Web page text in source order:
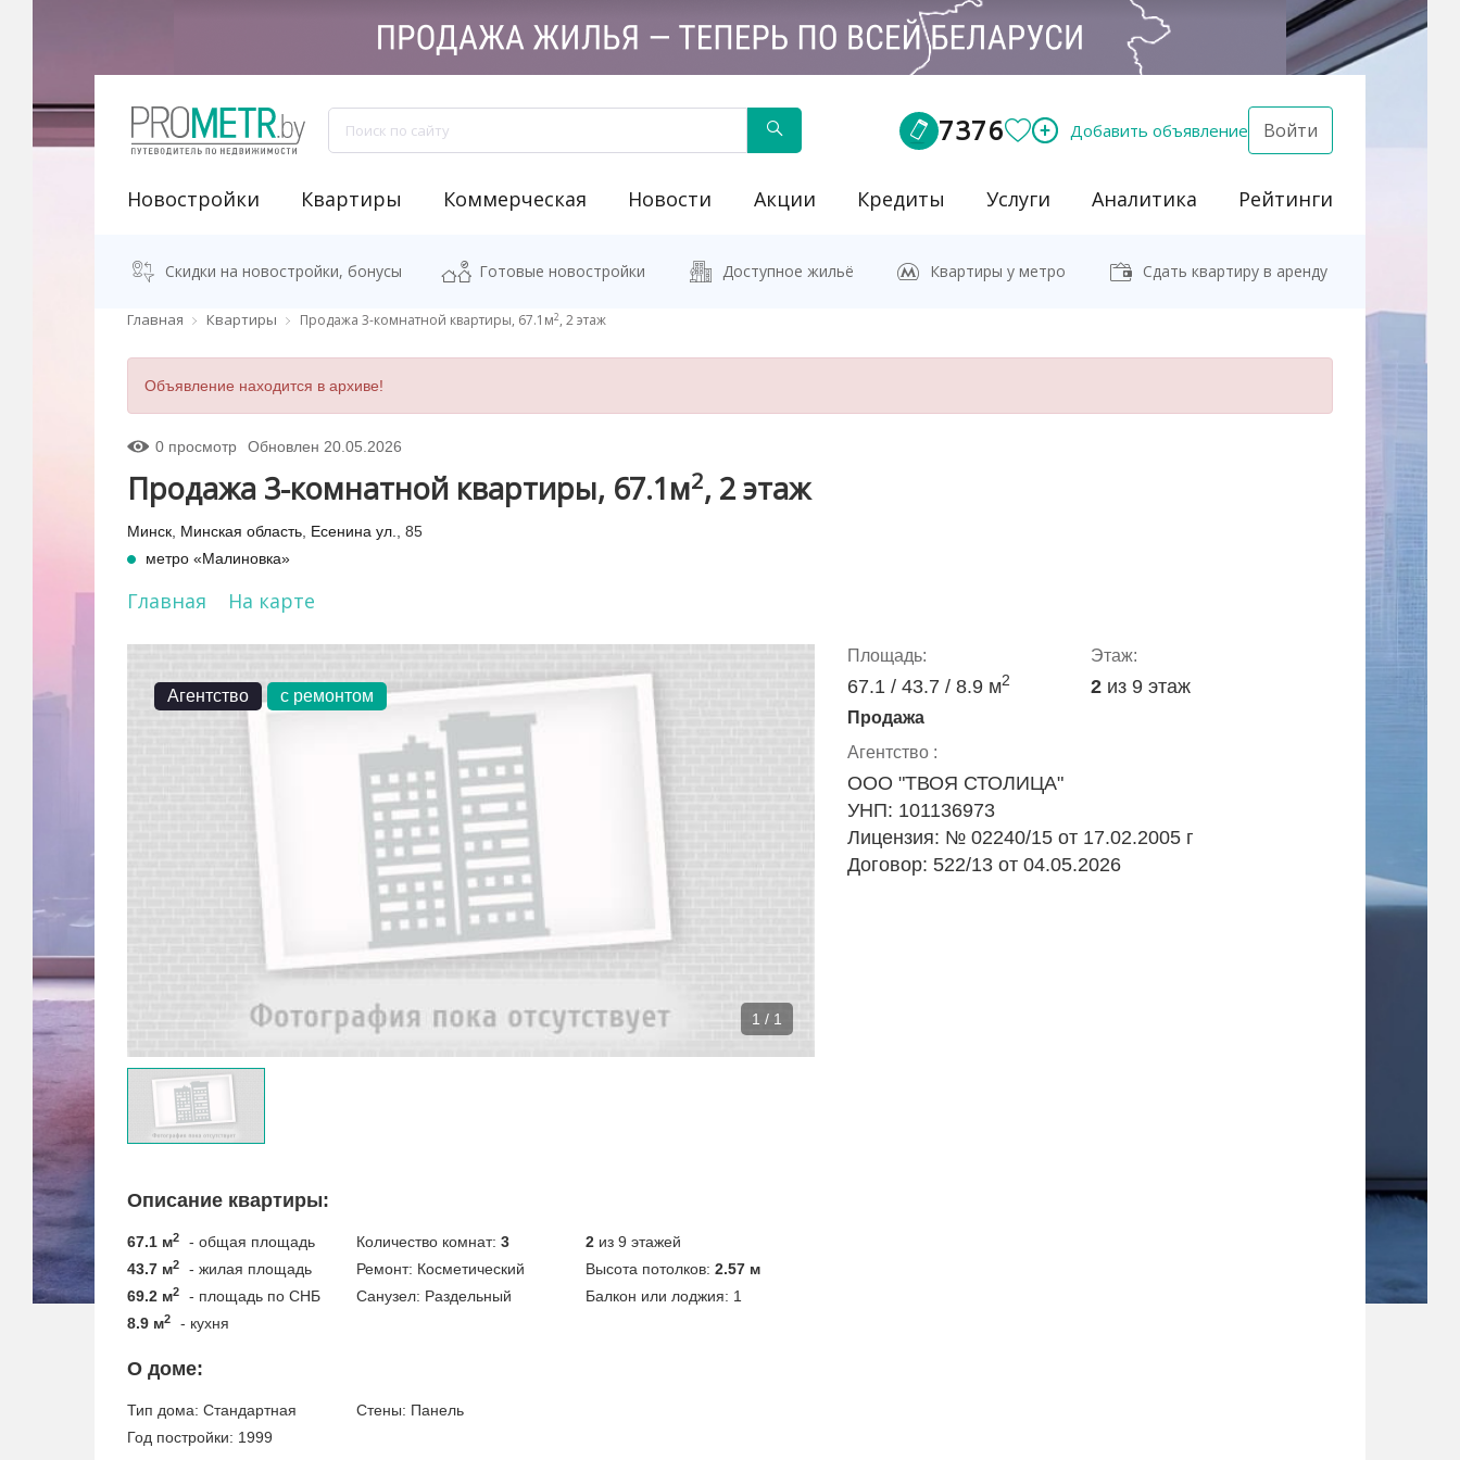
7376 Добавить объявление Войти
Новостройки Квартиры Коммерческая Новости Акции Кредиты Услуги Аналитика Рейтинги
Скидки на новостройки, бонусы Готовые новостройки Доступное жильё Квартиры у метро Сдать квартиру в аренду
Главная Квартиры Продажа 3-комнатной квартиры, 67.1м2, 2 этаж
Объявление находится в архиве!
0 просмотр Обновлен 20.05.2026
Продажа 3-комнатной квартиры, 67.1м2, 2 этаж
Минск Минская область Есенина ул.
, 85
метро «Малиновка»
Главная На карте
1 / 1
Агентство с ремонтом
Описание квартиры:
67.1 м2
- общая площадь
43.7 м2
- жилая площадь
69.2 м2
- площадь по СНБ
8.9 м2 - кухня
Количество комнат: 3
Ремонт: Косметический
Санузел: Раздельный
2 из 9 этажей
Высота потолков: 2.57 м
Балкон или лоджия: 1
О доме:
Тип дома: Стандартная
Год постройки: 1999
Стены: Панель
Площадь:
67.1 / 43.7 / 8.9 м2
Этаж:
2 из 9 этаж
Продажа
Агентство :
ООО "ТВОЯ СТОЛИЦА"
УНП: 101136973
Лицензия: № 02240/15 от 17.02.2005 г
Договор: 522/13 от 04.05.2026